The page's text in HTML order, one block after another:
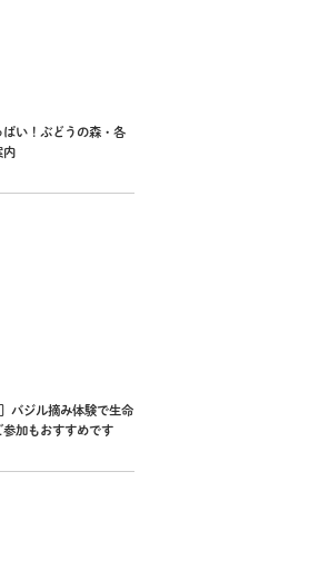
ぱい！ぶどうの森・各
内
バジル摘み体験で生命
加もおすすめです